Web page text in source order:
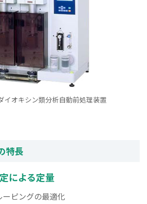
イオキシン類分析自動前処理装置
特長
による定量
ーピングの最適化